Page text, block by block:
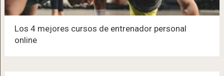
Los 4 mejores cursos de entrenador personal
online